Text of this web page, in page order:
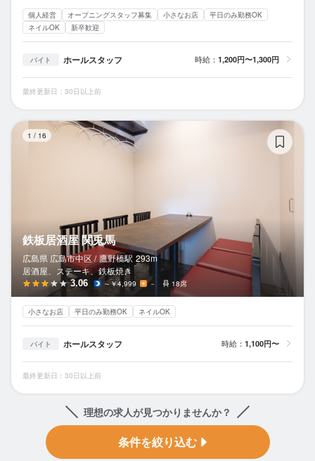
個人経営 オープニングスタッフ募集 小さなお店
平日のみ勤務OK
ネイルOK
新卒歓迎
バイト ホールスタッフ 時給： 1,200円〜1,300円
最終更新日：30日以上前
1 / 16
鉄板居酒屋 関兎馬
広島県 広島市中区 / 鷹野橋駅 293m
居酒屋、ステーキ、鉄板焼き
3.06 ～￥4,999 － 18席
小さなお店 平日のみ勤務OK ネイルOK
バイト ホールスタッフ 時給： 1,100円〜
最終更新日：30日以上前
理想の求人が見つかりませんか？
条件を絞り込む